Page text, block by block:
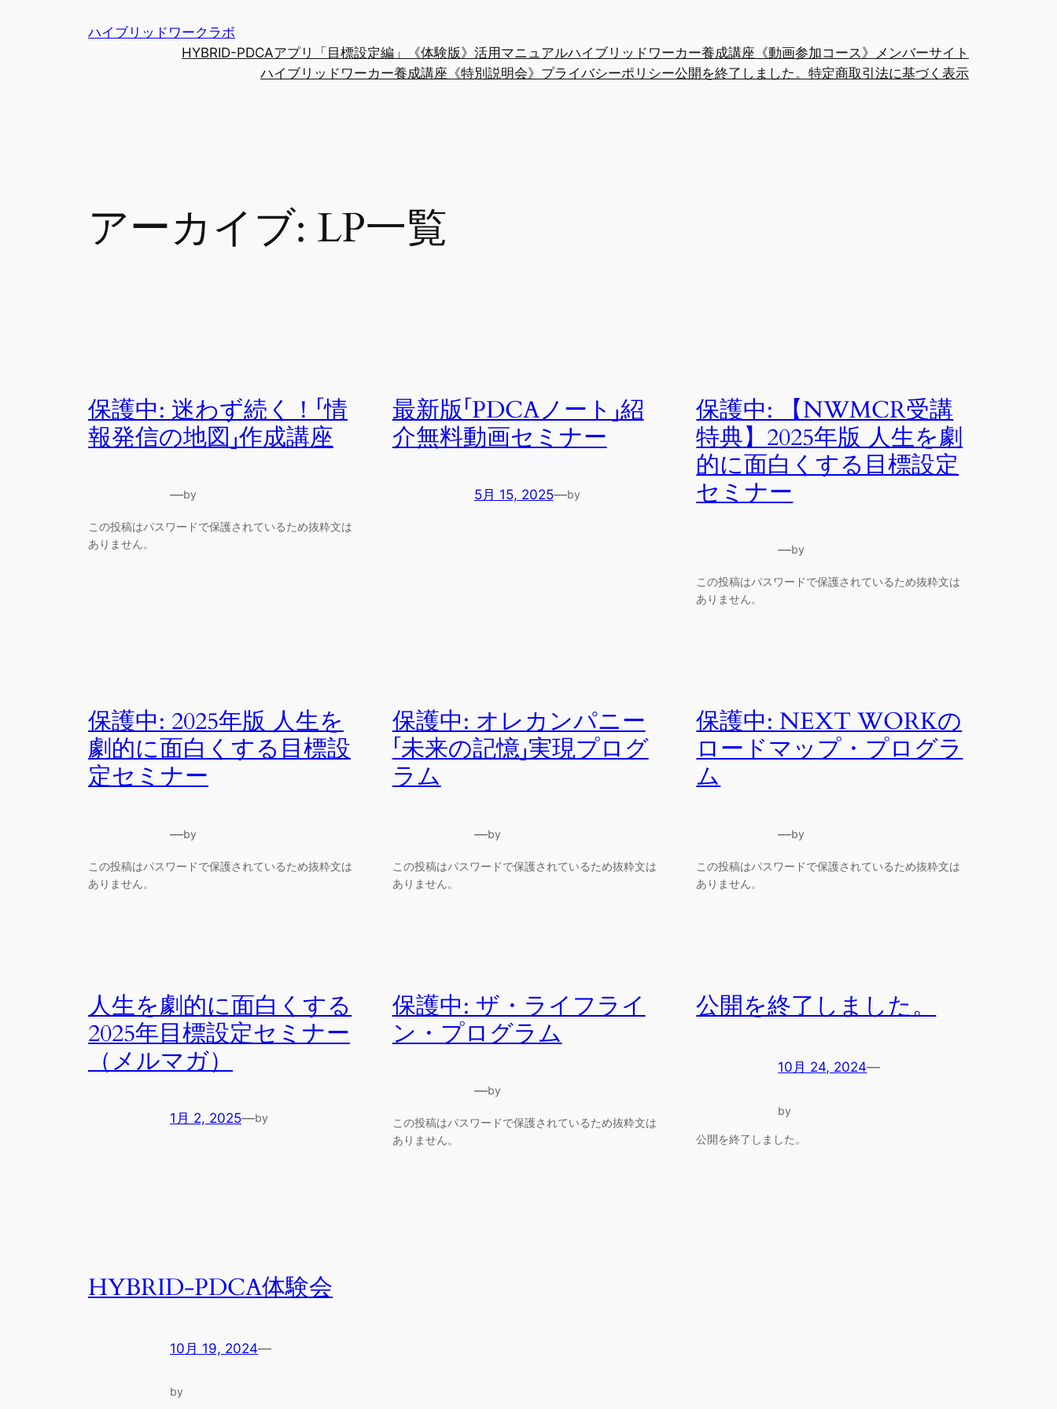
ハイブリッドワークラボ
HYBRID-PDCAアプリ「目標設定編」《体験版》活用マニュアルハイブリッドワーカー養成講座《動画参加コース》メンバーサイト
ハイブリッドワーカー養成講座《特別説明会》 プライバシーポリシー公開を終了しました。 特定商取引法に基づく表示
アーカイブ: LP一覧
保護中: 迷わず続く！「情
報発信の地図」作成講座
—by
この投稿はパスワードで保護されているため抜粋文は
ありません。
最新版「PDCAノート」紹
介無料動画セミナー
5月 15, 2025—by
保護中: 【NWMCR受講
特典】2025年版 人生を劇
的に面白くする目標設定
セミナー
—by
この投稿はパスワードで保護されているため抜粋文は
ありません。
保護中: 2025年版 人生を
劇的に面白くする目標設
定セミナー
—by
この投稿はパスワードで保護されているため抜粋文は
ありません。
保護中: オレカンパニー
「未来の記憶」実現プログ
ラム
—by
この投稿はパスワードで保護されているため抜粋文は
ありません。
保護中: NEXT WORKの
ロードマップ・プログラ
ム
—by
この投稿はパスワードで保護されているため抜粋文は
ありません。
人生を劇的に面白くする
2025年目標設定セミナー
（メルマガ）
1月 2, 2025—by
保護中: ザ・ライフライ
ン・プログラム
—by
この投稿はパスワードで保護されているため抜粋文は
ありません。
公開を終了しました。
10月 24, 2024—
by
公開を終了しました。
HYBRID-PDCA体験会
10月 19, 2024—
by